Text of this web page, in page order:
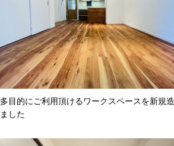
多目的にご利用頂けるワークスペースを新規
ました